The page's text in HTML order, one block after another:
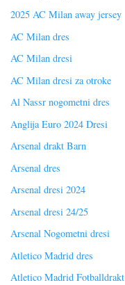
2025 AC Milan away jersey
AC Milan dres
AC Milan dresi
AC Milan dresi za otroke
Al Nassr nogometni dres
Anglija Euro 2024 Dresi
Arsenal drakt Barn
Arsenal dres
Arsenal dresi 2024
Arsenal dresi 24/25
Arsenal Nogometni dresi
Atletico Madrid dres
Atletico Madrid Fotballdrakt